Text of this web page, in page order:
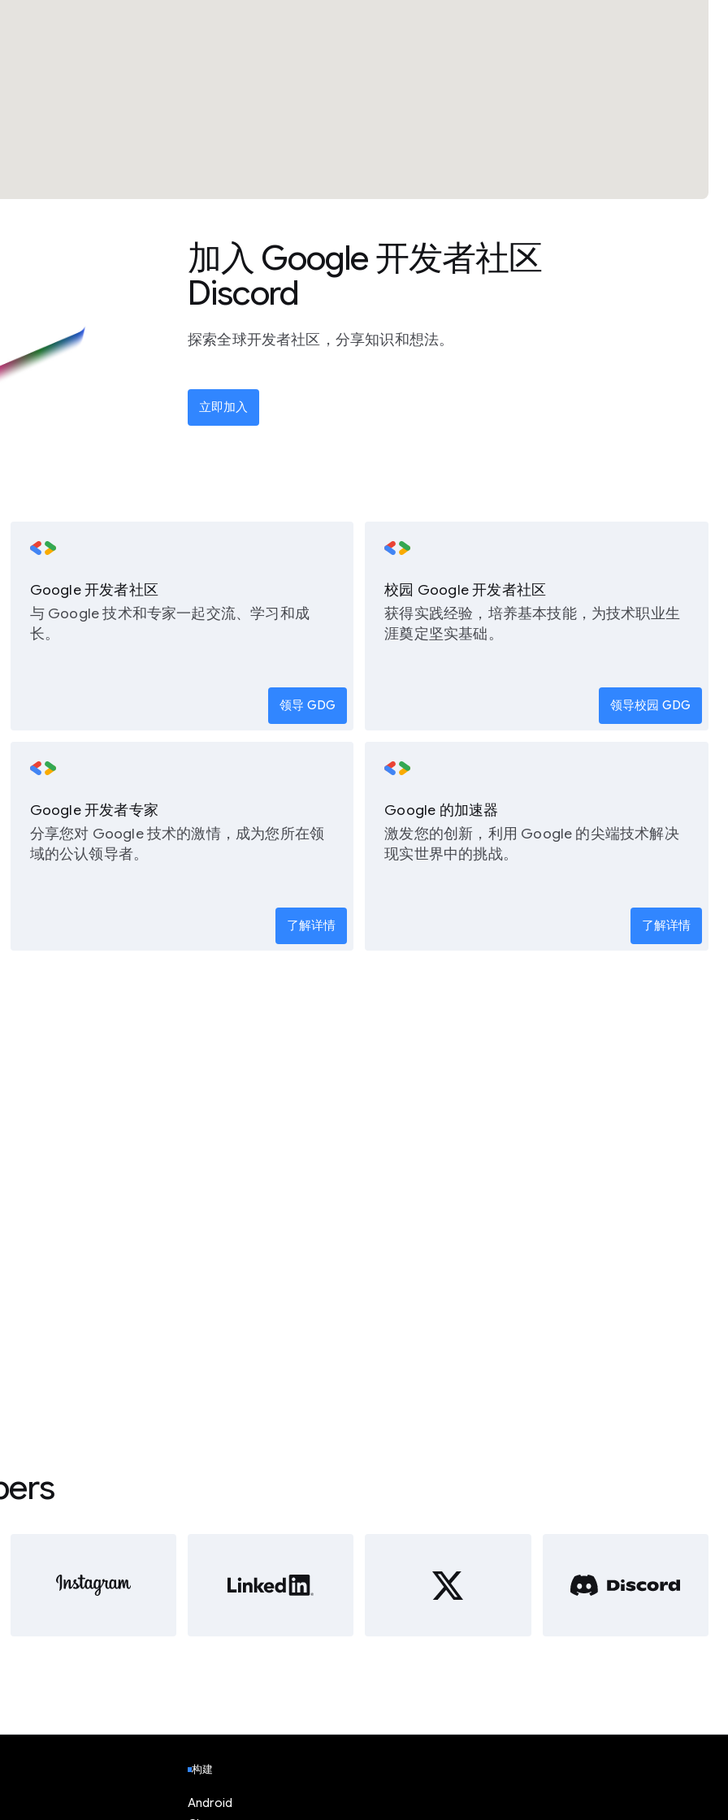
加入 Google 开发者社区
Discord
探索全球开发者社区，分享知识和想法。
立即加入
Google 开发者社区
与 Google 技术和专家一起交流、学习和成
长。
领导 GDG
校园 Google 开发者社区
获得实践经验，培养基本技能，为技术职业生
涯奠定坚实基础。
领导校园 GDG
Google 开发者专家
分享您对 Google 技术的激情，成为您所在领
域的公认领导者。
了解详情
Google 的加速器
激发您的创新，利用 Google 的尖端技术解决
现实世界中的挑战。
了解详情
构建
Android